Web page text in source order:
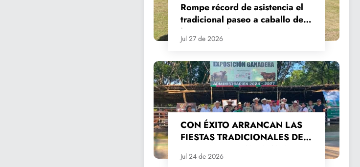
Rompe récord de asistencia el
tradicional paseo a caballo de
las Fiestas de Santiago y Santa
Ana
Jul 27 de 2026
CON ÉXITO ARRANCAN LAS
FIESTAS TRADICIONALES DE
2026
Jul 24 de 2026